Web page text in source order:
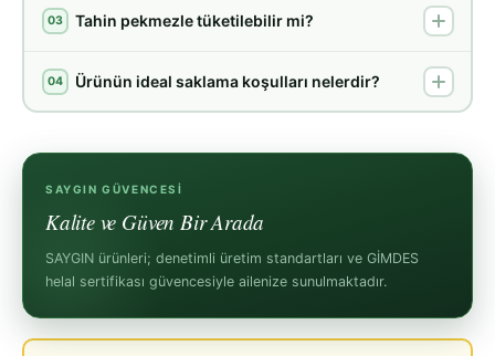
03 Tahin pekmezle tüketilebilir mi?
04 Ürünün ideal saklama koşulları nelerdir?
SAYGIN GÜVENCESI
Kalite ve Güven Bir Arada
SAYGIN ürünleri; denetimli üretim standartları ve GİMDES
helal sertifikası güvencesiyle ailenize sunulmaktadır.